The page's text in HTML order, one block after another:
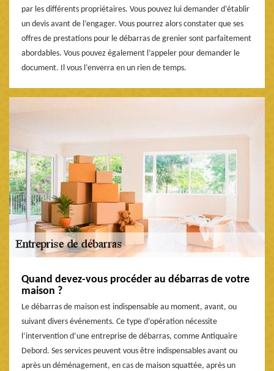
par les différents propriétaires. Vous pouvez lui demander d’établir
un devis avant de l’engager. Vous pourrez alors constater que ses
offres de prestations pour le débarras de grenier sont parfaitement
abordables. Vous pouvez également l’appeler pour demander le
document. Il vous l’enverra en un rien de temps.
Quand devez-vous procéder au débarras de votre
maison ?
Le débarras de maison est indispensable au moment, avant, ou
suivant divers événements. Ce type d’opération nécessite
l’intervention d’une entreprise de débarras, comme Antiquaire
Debord. Ses services peuvent vous être indispensables avant ou
après un déménagement, en cas de maison squattée, après un